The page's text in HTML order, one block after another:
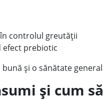
controlul greutății
efect prebiotic
și o sănătate
și cum